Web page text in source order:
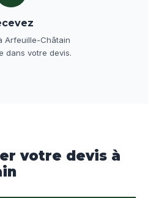
Arfeuille-Châtain
dans votre devis.
votre devis à